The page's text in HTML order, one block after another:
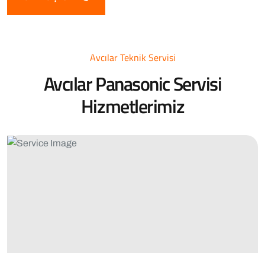
Avcılar Teknik Servisi
Avcılar Panasonic Servisi
Hizmetlerimiz